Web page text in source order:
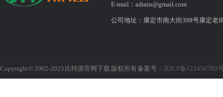
E-mail： admin@gmail.com
公司地址：康定市南大街398号康定老
Copyright © 2002-2025 比特派官网下载 版权所有 备案号： 京ICP备123456789